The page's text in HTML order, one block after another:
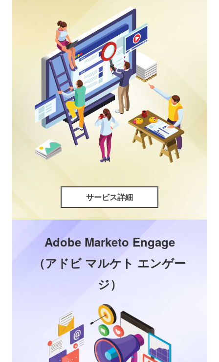
サービス詳細
Adobe Marketo Engage
（アドビ マルケト エンゲー
ジ）